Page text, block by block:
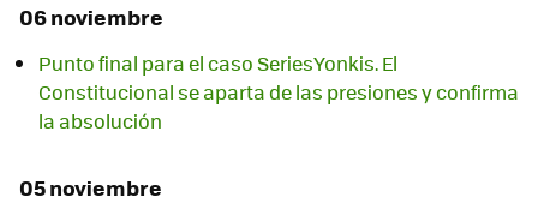
06 noviembre
Punto final para el caso SeriesYonkis. El
Constitucional se aparta de las presiones y confirma
la absolución
05 noviembre